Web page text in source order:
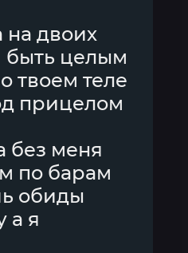
на двоих
быть целым
твоем теле
прицелом
без меня
по барам
обиды
а я